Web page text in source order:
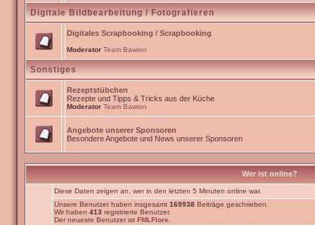
Digitale Bildbearbeitung / Fotografieren
Digitales Scrapbooking / Scrapbooking
Moderator Team Bawion
Sonstiges
Rezeptstübchen
Rezepte und Tipps & Tricks aus der Küche
Moderator Team Bawion
Angebote unserer Sponsoren
Besondere Angebote und News unserer Sponsoren
Wer ist online?
Diese Daten zeigen an, wer in den letzten 5 Minuten online war.
Unsere Benutzer haben insgesamt 169938 Beiträge geschrieben.
Wir haben 413 registrierte Benutzer.
Der neueste Benutzer ist FMLFlore